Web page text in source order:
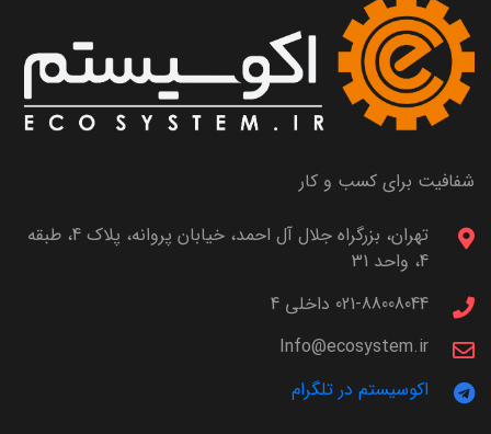
شفافیت برای کسب و کار
تهران، بزرگراه جلال آل احمد، خیابان پروانه، پلاک 4، طبقه
4، واحد 31
021-88008044 داخلی 4
Info@ecosystem.ir
اکوسیستم در تلگرام